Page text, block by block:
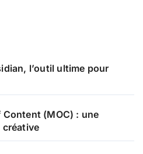
l’outil ultime pour
(MOC) : une